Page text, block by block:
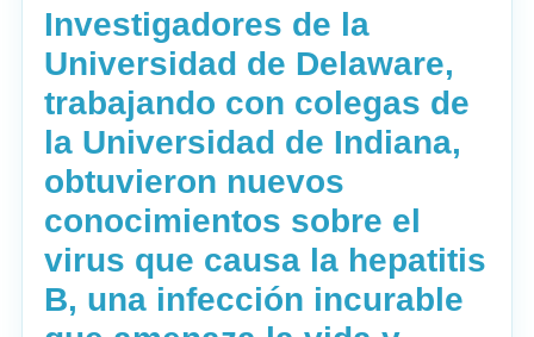
Investigadores de la
Universidad de Delaware,
trabajando con colegas de
la Universidad de Indiana,
obtuvieron nuevos
conocimientos sobre el
virus que causa la hepatitis
B, una infección incurable